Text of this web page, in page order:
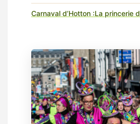
Carnaval d’Hotton :La princerie